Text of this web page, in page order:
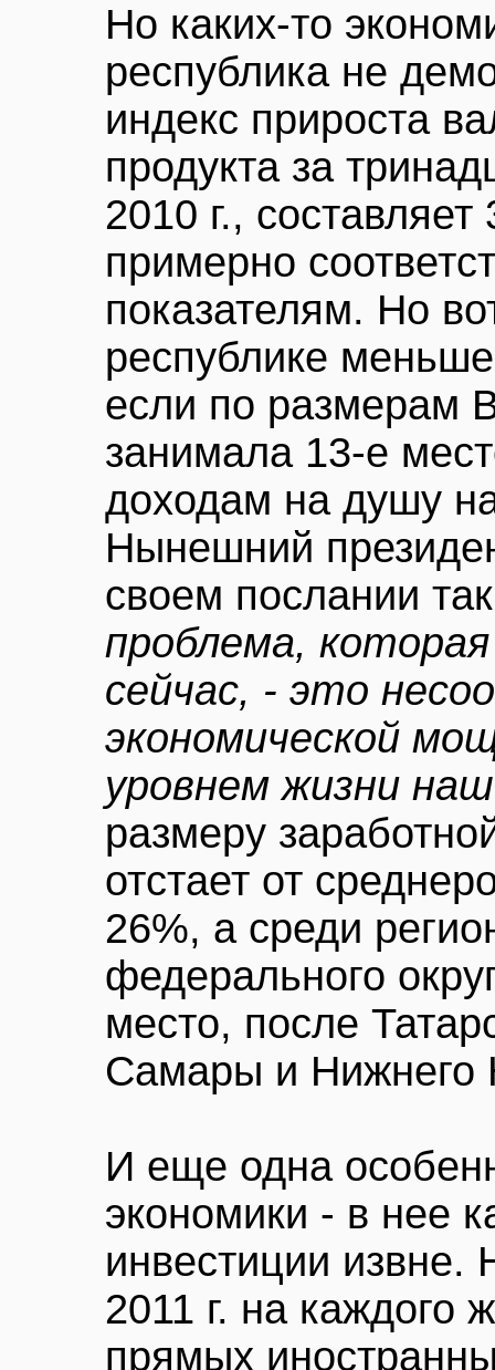
Но каких-то
республика не
индекс прироста
продукта за
2010 г., составляет
примерно
показателям. Но
республике
если по размерам
занимала 13-е
доходам на душу
Нынешний
своем послании
проблема,
сейчас, - это
экономической
уровнем жизни
размеру
отстает от
26%, а среди
федерального
место, после
Самары и Нижнего
И еще одна
экономики - в нее
инвестиции извне.
2011 г. на каждого
прямых